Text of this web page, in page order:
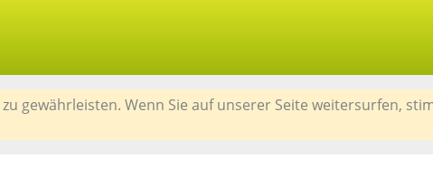
gewährleisten. Wenn Sie auf unserer Seite weitersurfen,